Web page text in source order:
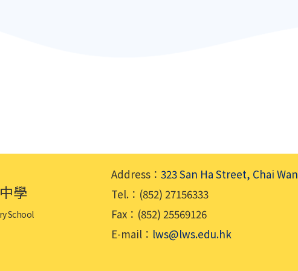
學
School
Address： 323 San Ha Street, Chai Wan
Tel.：(852) 27156333
Fax：(852) 25569126
E-mail： lws@lws.edu.hk